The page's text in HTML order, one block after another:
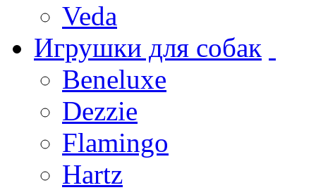
Veda
Игрушки для собак
Beneluxe
Dezzie
Flamingo
Hartz